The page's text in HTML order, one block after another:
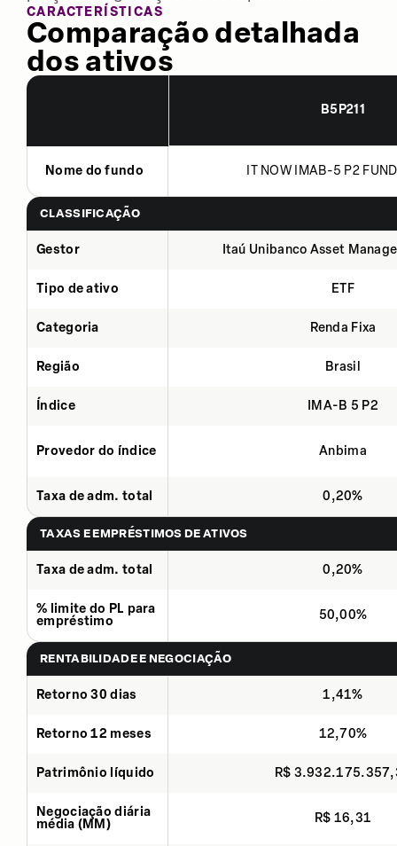
CARACTERÍSTICAS
Comparação detalhada
dos ativos
B5P211
Nome do fundo IT NOW IMAB-5 P2
CLASSIFICAÇÃO
Gestor Itaú Unibanco Asset
Tipo de ativo ETF
Categoria Renda Fixa
Região Brasil
Índice IMA-B 5 P2
Provedor do índice Anbima
Taxa de adm. total 0,20%
TAXAS E EMPRÉSTIMOS DE ATIVOS
Taxa de adm. total 0,20%
% limite do PL para
empréstimo
50,00%
RENTABILIDADE E NEGOCIAÇÃO
Retorno 30 dias 1,41%
Retorno 12 meses 12,70%
Patrimônio líquido R$
Negociação diária
média (MM)
R$ 16,31